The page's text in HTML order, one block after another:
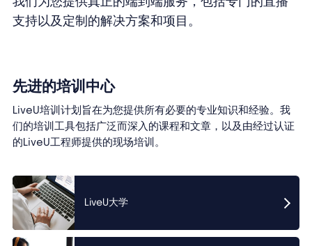
支持以及定制的解决方案和项目。
先进的培训中心
LiveU培训计划旨在为您提供所有必要的专业知识和经验。我
们的培训工具包括广泛而深入的课程和文章，以及由经过认证
的LiveU工程师提供的现场培训。
LiveU大学